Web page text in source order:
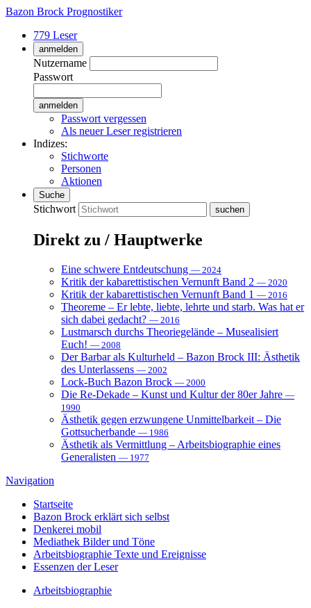
Bazon Brock Prognostiker
779 Leser
anmelden
Nutzername
Passwort
Passwort vergessen
Als neuer Leser registrieren
Indizes:
Stichworte
Personen
Aktionen
Suche
Stichwort
Direkt zu / Hauptwerke
Eine schwere Entdeutschung — 2024
Kritik der kabarettistischen Vernunft Band 2 — 2020
Kritik der kabarettistischen Vernunft Band 1 — 2016
Theoreme – Er lebte, liebte, lehrte und starb. Was hat er
sich dabei gedacht? — 2016
Lustmarsch durchs Theoriegelände – Musealisiert
Euch! — 2008
Der Barbar als Kulturheld – Bazon Brock III: Ästhetik
des Unterlassens — 2002
Lock-Buch Bazon Brock — 2000
Die Re-Dekade – Kunst und Kultur der 80er Jahre —
1990
Ästhetik gegen erzwungene Unmittelbarkeit – Die
Gottsucherbande — 1986
Ästhetik als Vermittlung – Arbeitsbiographie eines
Generalisten — 1977
Navigation
Startseite
Bazon Brock erklärt sich selbst
Denkerei mobil
Mediathek Bilder und Töne
Arbeitsbiographie Texte und Ereignisse
Essenzen der Leser
Arbeitsbiographie